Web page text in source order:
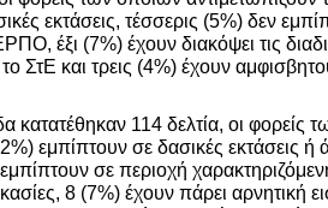
εκτάσεις, τέσσερις (5%) δεν
έξι (7%) έχουν διακόψει τις
ΣτΕ και τρεις (4%) έχουν
κατατέθηκαν 114 δελτία, οι φορείς
εμπίπτουν σε δασικές εκτάσεις ή
σε περιοχή
8 (7%) έχουν πάρει αρνητική